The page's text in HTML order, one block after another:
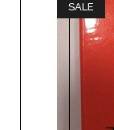
SALE